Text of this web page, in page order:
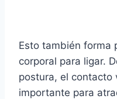
Esto también forma
corporal para ligar.
postura, el contacto
importante para